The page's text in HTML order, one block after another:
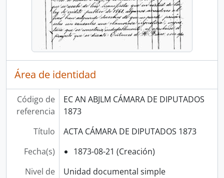
Área de identidad
Código de
referencia
EC AN ABJLM CÁMARA DE DIPUTADOS
1873
Título
ACTA CÁMARA DE DIPUTADOS 1873
Fecha(s)
1873-08-21 (Creación)
Nivel de
Unidad documental simple